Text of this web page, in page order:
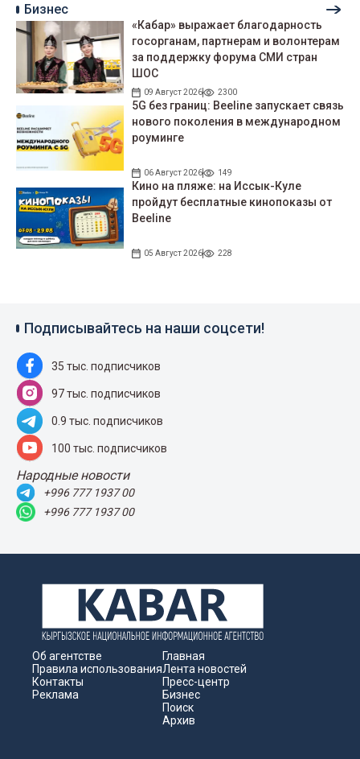
Бизнес
«Кабар» выражает благодарность
госорганам, партнерам и волонтерам
за поддержку форума СМИ стран
ШОС
09 Август 2026 2300
5G без границ: Beeline запускает связь
нового поколения в международном
роуминге
06 Август 2026 149
Кино на пляже: на Иссык-Куле
пройдут беcплатные кинопоказы от
Beeline
05 Август 2026 228
Подписывайтесь на наши соцсети!
35 тыс. подписчиков
97 тыс. подписчиков
0.9 тыс. подписчиков
100 тыс. подписчиков
Народные новости
+996 777 1937 00
+996 777 1937 00
Об агентстве
Правила использования
Контакты
Реклама
Главная
Лента новостей
Пресс-центр
Бизнес
Поиск
Архив